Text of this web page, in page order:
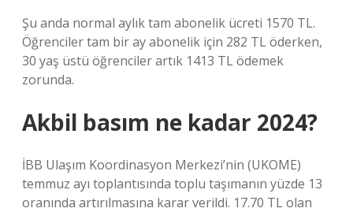
Şu anda normal aylık tam abonelik ücreti 1570 TL.
Öğrenciler tam bir ay abonelik için 282 TL öderken,
30 yaş üstü öğrenciler artık 1413 TL ödemek
zorunda.
Akbil basım ne kadar 2024?
İBB Ulaşım Koordinasyon Merkezi’nin (UKOME)
temmuz ayı toplantısında toplu taşımanın yüzde 13
oranında artırılmasına karar verildi. 17.70 TL olan